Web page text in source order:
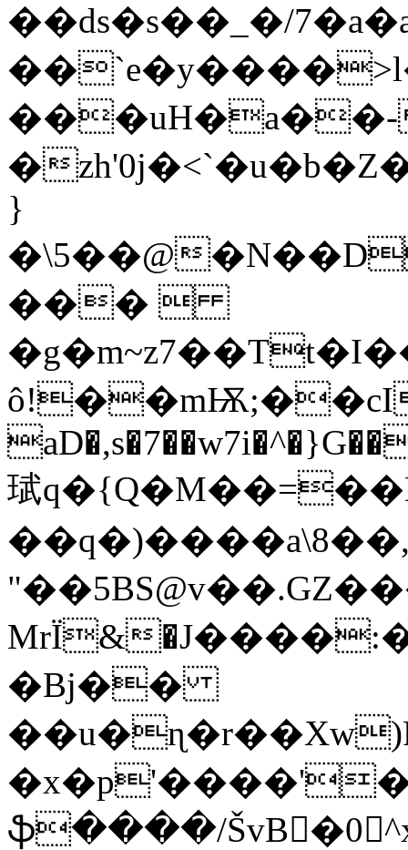
��ԁs�s��_�/
�
}
�\5��@
��� 
珷
MrЇ&
�Bj��
ֆ����/